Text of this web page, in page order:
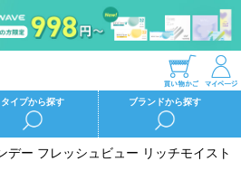
タイプから探す ブランドから探す
デー フレッシュビュー リッチモイスト